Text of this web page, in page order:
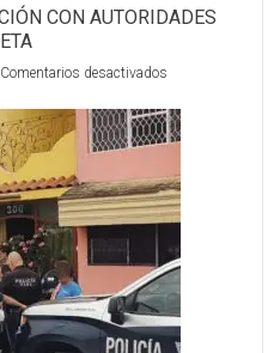
CON AUTORIDADES
Comentarios desactivadosen
EN
COORDINACIÓN
AUTORIDADES
MUNICIPALES
DE
ACAPONETA